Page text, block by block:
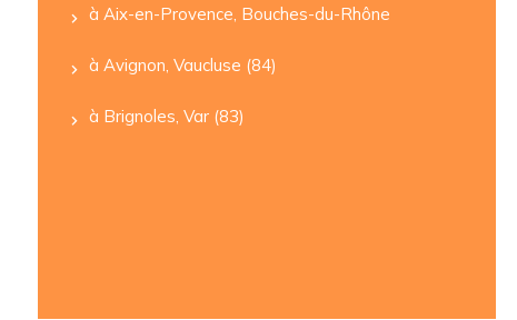
à Aix-en-Provence, Bouches-du-Rhône
à Avignon, Vaucluse (84)
à Brignoles, Var (83)